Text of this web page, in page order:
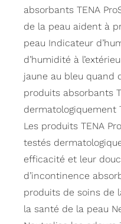
absorbants TENA
de la peau aident à
peau Indicateur
d’humidité à
jaune au bleu quand
produits absorbants
dermatologiquement
Les produits TENA
testés
efficacité et leur
d’incontinence
produits de soins de
la santé de la peau